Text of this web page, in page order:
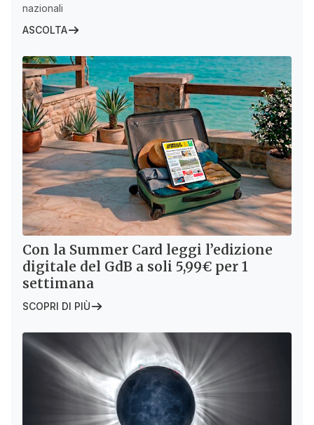
nazionali
ASCOLTA
Con la Summer Card leggi l’edizione
digitale del GdB a soli 5,99€ per 1
settimana
SCOPRI DI PIÙ